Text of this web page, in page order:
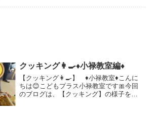
クッキング👩‍🍳♦小禄教室編♦
【クッキング👩‍🍳】 ♦小禄教室♦こんに
ちは😊こどもプラス小禄教室です🎀今回
のブログは、【クッキング】の様子をお